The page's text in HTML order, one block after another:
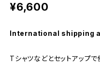
¥6,600
International shipping
Tシャツなどとセットアップで